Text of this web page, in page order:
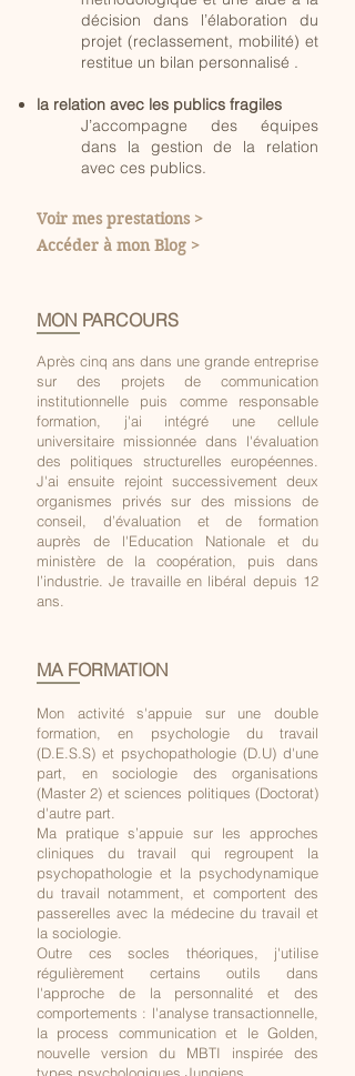
décision dans l’élaboration du
projet (reclassement, mobilité) et
restitue un bilan personnalisé .
la relation avec les publics fragiles
J’accompagne des équipes
dans la gestion de la relation
avec ces publics.
Voir mes prestations >
Accéder à mon Blog >
MON PARCOURS​
Après cinq ans dans une grande entreprise
sur des projets de communication
institutionnelle puis comme responsable
formation, j'ai intégré une cellule
universitaire missionnée dans l'évaluation
des politiques structurelles européennes.
J'ai ensuite rejoint successivement deux
organismes privés sur des missions de
conseil, d’évaluation et de formation
auprès de l'Education Nationale et du
ministère de la coopération, puis dans
l’industrie. Je travaille en libéral depuis 12
ans.
MA FORMATION
Mon activité s'appuie sur une double
formation, en psychologie du travail
(D.E.S.S) et psychopathologie (D.U) d'une
part, en sociologie des organisations
(Master 2) et sciences politiques (Doctorat)
d'autre part.
Ma pratique s’appuie sur les approches
cliniques du travail qui regroupent la
psychopathologie et la psychodynamique
du travail notamment, et comportent des
passerelles avec la médecine du travail et
la sociologie.
Outre ces socles théoriques, j'utilise
régulièrement certains outils dans
l'approche de la personnalité et des
comportements : l'analyse transactionnelle,
la process communication et le Golden,
nouvelle version du MBTI inspirée des